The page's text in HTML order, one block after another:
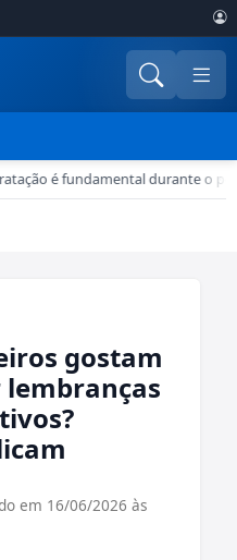
é fundamental durante o •
gostam
em 16/06/2026 às